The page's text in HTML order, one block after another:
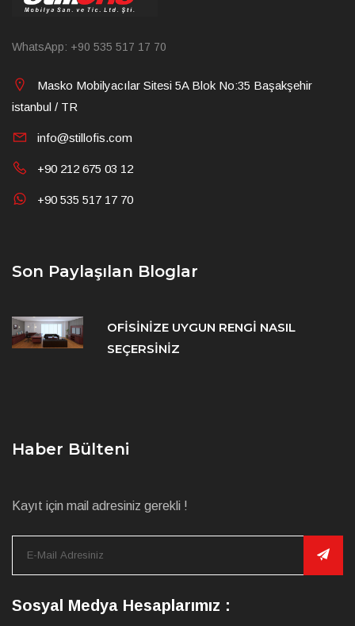
WhatsApp: +90 535 517 17 70
Masko Mobilyacılar Sitesi 5A Blok No:35 Başakşehir
istanbul / TR
info@stillofis.com
+90 212 675 03 12
+90 535 517 17 70
Son Paylaşılan Bloglar
OFİSİNİZE UYGUN RENGİ NASIL
SEÇERSİNİZ
Haber Bülteni
Kayıt için mail adresiniz gerekli !
Sosyal Medya Hesaplarımız :